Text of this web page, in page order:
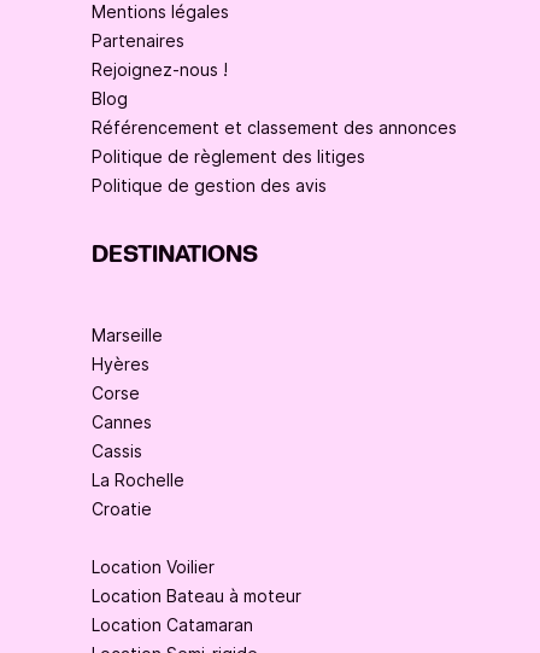
Mentions légales
Partenaires
Rejoignez-nous !
Blog
Référencement et classement des annonces
Politique de règlement des litiges
Politique de gestion des avis
DESTINATIONS
Marseille
Hyères
Corse
Cannes
Cassis
La Rochelle
Croatie
Location Voilier
Location Bateau à moteur
Location Catamaran